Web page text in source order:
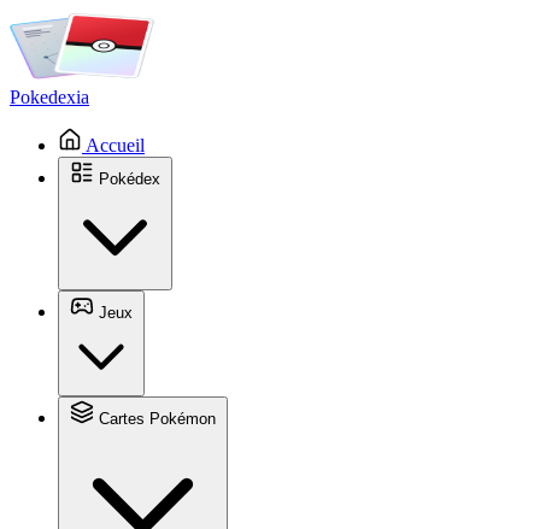
Pokedexia
Accueil